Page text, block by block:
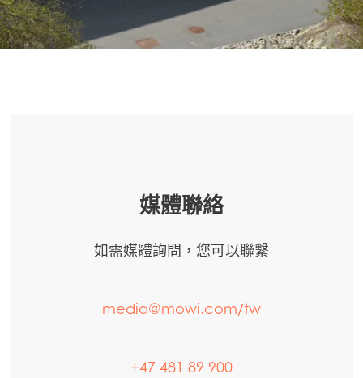
媒體聯絡
如需媒體詢問，您可以聯繫
media@mowi.com/tw
+47 481 89 900